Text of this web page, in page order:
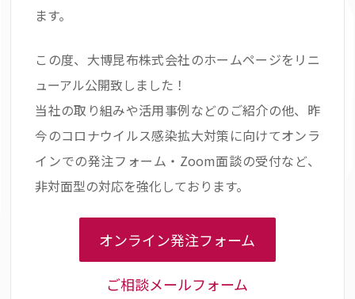
ます。
この度、大博昆布株式会社のホームページをリニ
ューアル公開致しました！
当社の取り組みや活用事例などのご紹介の他、昨
今のコロナウイルス感染拡大対策に向けてオンラ
インでの発注フォーム・Zoom面談の受付など、
非対面型の対応を強化しております。
オンライン発注フォーム
ご相談メールフォーム